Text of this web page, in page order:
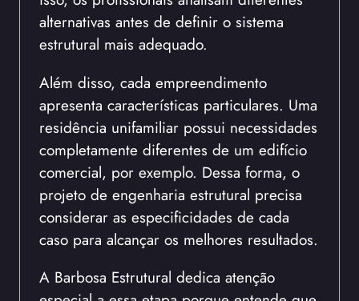
alternativas antes de definir o sistema
estrutural mais adequado.
Além disso, cada empreendimento
apresenta características particulares. Uma
residência unifamiliar possui necessidades
completamente diferentes de um edifício
comercial, por exemplo. Dessa forma, o
projeto de engenharia estrutural precisa
considerar as especificidades de cada
caso para alcançar os melhores resultados.
A Barbosa Estrutural dedica atenção